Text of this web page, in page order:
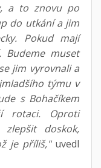
a to znovu po
do utkání a jim
Pokud mají
muset
jim vyrovnali a
týmu v
s Bohačíkem
rotaci. Oproti
doskok,
je příliš," uvedl